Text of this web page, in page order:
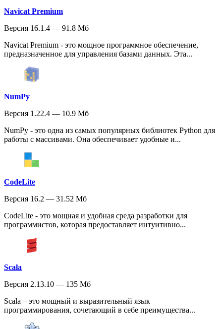
Navicat Premium
Версия 16.1.4 — 91.8 Мб
Navicat Premium - это мощное программное обеспечение,
предназначенное для управления базами данных. Эта...
NumPy
Версия 1.22.4 — 10.9 Мб
NumPy - это одна из самых популярных библиотек Python для
работы с массивами. Она обеспечивает удобные и...
CodeLite
Версия 16.2 — 31.52 Мб
CodeLite - это мощная и удобная среда разработки для
программистов, которая предоставляет интуитивно...
Scala
Версия 2.13.10 — 135 Мб
Scala – это мощный и выразительный язык
программирования, сочетающий в себе преимущества...